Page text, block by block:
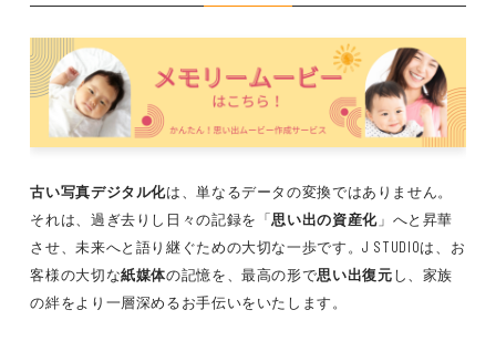
古い写真デジタル化は、単なるデータの変換ではありません。
それは、過ぎ去りし日々の記録を「思い出の資産化」へと昇華
させ、未来へと語り継ぐための大切な一歩です。J STUDIOは、お
客様の大切な紙媒体の記憶を、最高の形で思い出復元し、家族
の絆をより一層深めるお手伝いをいたします。